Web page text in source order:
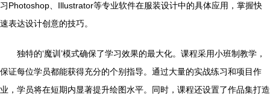
习Photoshop、Illustrator等专业软件在服装设计中的具体应用，掌握快
速表达设计创意的技巧。
独特的‘魔训’模式确保了学习效果的最大化。课程采用小班制教学，
保证每位学员都能获得充分的个别指导。通过大量的实战练习和项目作
业，学员将在短期内显著提升绘图水平。同时，课程还设置了作品集打造